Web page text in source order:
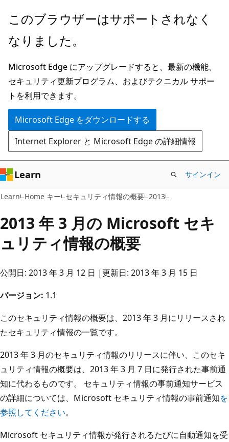
メ
ン
ン
テ
ン
ツ
に
ス
キ
ッ
プ
このブラウザーはサポートされなく
なりました。
Microsoft Edge にアップグレードすると、最新の機能、
セキュリティ更新プログラム、およびテクニカル サポー
トを利用できます。
Microsoft Edge をダウンロードする
Internet Explorer と Microsoft Edge の詳細情報
Learn サインイン
Learn Home キー セキュリティ情報の概要 2013
2013 年 3 月の Microsoft セキ
ュリティ情報の概要
公開日: 2013 年 3 月 12 日 |更新日: 2013 年 3 月 15 日
バージョン: 1.1
このセキュリティ情報の概要は、2013 年 3 月にリリースされ
たセキュリティ情報の一覧です。
2013 年 3 月のセキュリティ情報のリリースに伴い、このセキ
ュリティ情報の概要は、2013 年 3 月 7 日に発行された事前通
知に代わるものです。 セキュリティ情報の事前通知サービス
の詳細については、Microsoft セキュリティ情報の事前通知を
参照してください。
Microsoft セキュリティ情報が発行されるたびに自動通知を受